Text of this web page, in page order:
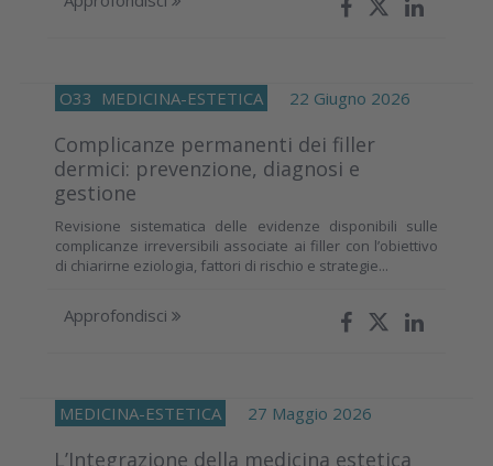
O33 MEDICINA-ESTETICA 22 Giugno 2026
Complicanze permanenti dei filler
dermici: prevenzione, diagnosi e
gestione
Revisione sistematica delle evidenze disponibili sulle
complicanze irreversibili associate ai filler con l’obiettivo
di chiarirne eziologia, fattori di rischio e strategie...
Approfondisci
MEDICINA-ESTETICA 27 Maggio 2026
L’Integrazione della medicina estetica